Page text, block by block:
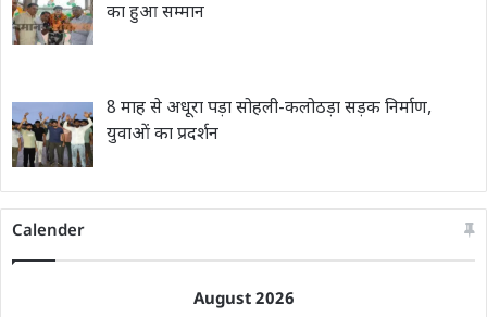
का हुआ सम्मान
8 माह से अधूरा पड़ा सोहली-कलोठड़ा सड़क निर्माण,
युवाओं का प्रदर्शन
Calender
August 2026